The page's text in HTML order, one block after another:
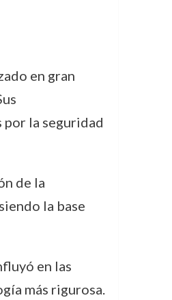
en gran
la seguridad
de la
la base
en las
más rigurosa.